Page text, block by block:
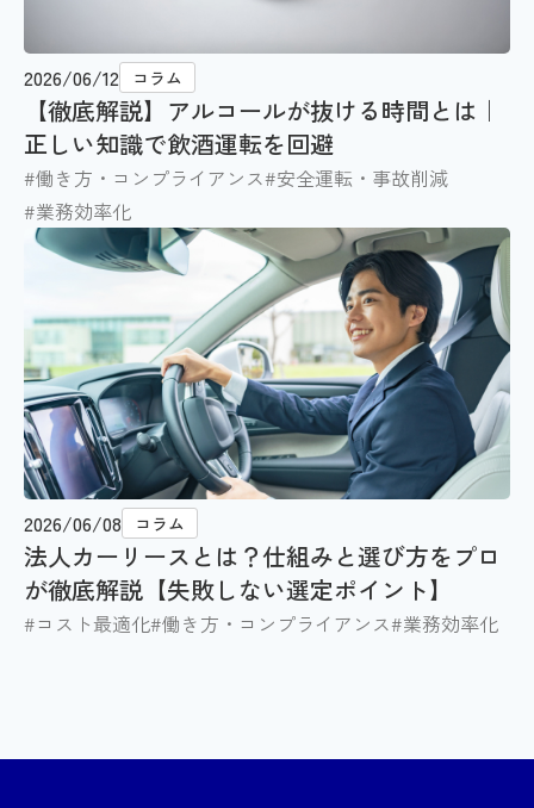
2026/06/12 コラム
【徹底解説】アルコールが抜ける時間とは｜
正しい知識で飲酒運転を回避
#働き方・コンプライアンス#安全運転・事故削減
#業務効率化
2026/06/08 コラム
法人カーリースとは？仕組みと選び方をプロ
が徹底解説【失敗しない選定ポイント】
#コスト最適化#働き方・コンプライアンス#業務効率化